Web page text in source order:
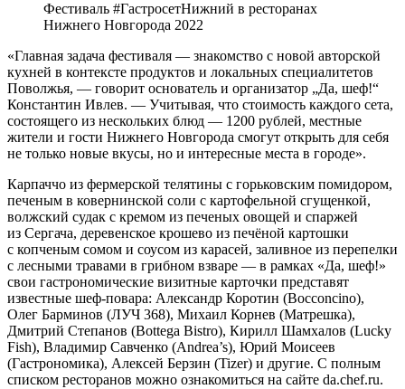
Фестиваль #ГастросетНижний в ресторанах
Нижнего Новгорода 2022
«Главная задача фестиваля — знакомство с новой авторской
кухней в контексте продуктов и локальных специалитетов
Поволжья, — говорит основатель и организатор „Да, шеф!“
Константин Ивлев. — Учитывая, что стоимость каждого сета,
состоящего из нескольких блюд — 1200 рублей, местные
жители и гости Нижнего Новгорода смогут открыть для себя
не только новые вкусы, но и интересные места в городе».
Карпаччо из фермерской телятины с горьковским помидором,
печеным в ковернинской соли с картофельной сгущенкой,
волжский судак с кремом из печеных овощей и спаржей
из Сергача, деревенское крошево из печёной картошки
с копченым сомом и соусом из карасей, заливное из перепелки
с лесными травами в грибном взваре — в рамках «Да, шеф!»
свои гастрономические визитные карточки представят
известные шеф-повара: Александр Коротин (Bocconcino),
Олег Барминов (ЛУЧ 368), Михаил Корнев (Матрешка),
Дмитрий Степанов (Bottega Bistro), Кирилл Шамхалов (Lucky
Fish), Владимир Савченко (Andrea’s), Юрий Моисеев
(Гастрономика), Алексей Берзин (Tizer) и другие. С полным
списком ресторанов можно ознакомиться на сайте da.chef.ru.